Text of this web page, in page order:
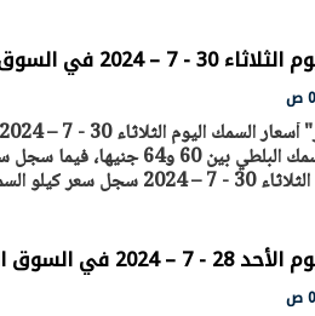
2024 في السوق المصري
60 و64 جنيها. سجل سعر كيلو
في السوق المصري
الوزراء يتابع الإجراءات الخاصة
سكنية بالإيجار للمواطنين
30 مارس 2026 04:40 م